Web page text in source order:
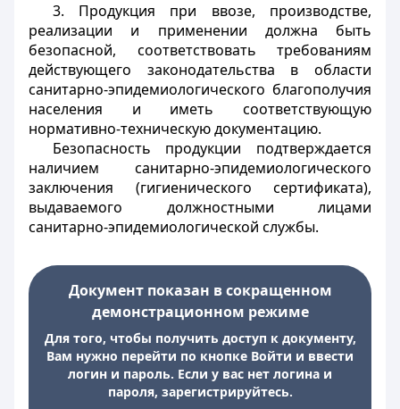
3. Продукция при ввозе, производстве,
реализации и применении должна быть
безопасной, соответствовать требованиям
действующего законодательства в области
санитарно-эпидемиологического благополучия
населения и иметь соответствующую
нормативно-техническую документацию.
Безопасность продукции подтверждается
наличием санитарно-эпидемиологического
заключения (гигиенического сертификата),
выдаваемого должностными лицами
санитарно-эпидемиологической службы.
Документ показан в сокращенном
демонстрационном режиме
Для того, чтобы получить доступ к документу,
Вам нужно перейти по кнопке Войти и ввести
логин и пароль. Если у вас нет логина и
пароля, зарегистрируйтесь.